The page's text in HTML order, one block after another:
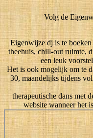
Volg de
Eigenwijze dj is te boeken
theehuis, chill-out ruimte,
een leuk
Het is ook mogelijk om te
30, maandelijks tijdens
therapeutische dans met
website wanneer het